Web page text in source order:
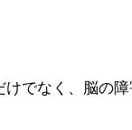
でなく、脳の